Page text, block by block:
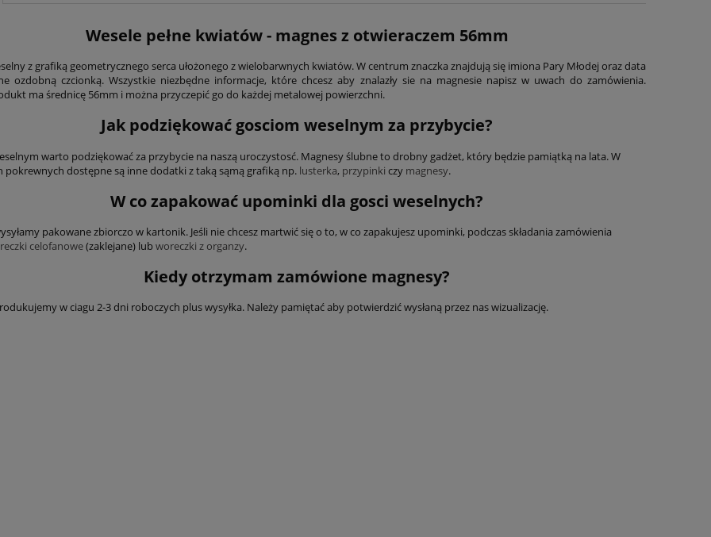
Wesele pełne kwiatów - magnes z otwieraczem 56mm
z grafiką geometrycznego serca ułożonego z wielobarwnych kwiatów. W centrum znaczka znajdują się imiona Pary Młodej oraz data
ozdobną czcionką. Wszystkie niezbędne informacje, które chcesz aby znalazły sie na magnesie napisz w uwach do zamówienia.
ma średnicę 56mm i można przyczepić go do każdej metalowej powierzchni.
Jak podziękować gosciom weselnym za przybycie?
warto podziękować za przybycie na naszą uroczystosć. Magnesy ślubne to drobny gadżet, który będzie pamiątką na lata. W
pokrewnych dostępne są inne dodatki z taką sąmą grafiką np. lusterka, przypinki czy magnesy.
W co zapakować upominki dla gosci weselnych?
pakowane zbiorczo w kartonik. Jeśli nie chcesz martwić się o to, w co zapakujesz upominki, podczas składania zamówienia
celofanowe(zaklejane) lubworeczki z organzy.
Kiedy otrzymam zamówione magnesy?
w ciagu 2-3 dni roboczych plus wysyłka. Należy pamiętać aby potwierdzić wysłaną przez nas wizualizację.